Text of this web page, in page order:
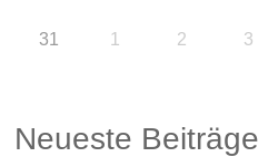
31 1 2 3
Neueste Beiträge